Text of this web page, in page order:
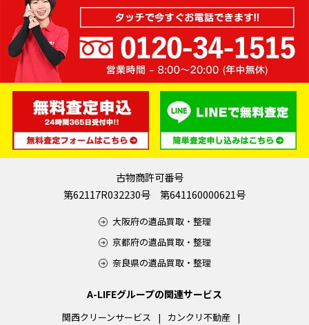
古物商許可番号
第62117R032230号 第641160000621号
大阪府の遺品買取・整理
京都府の遺品買取・整理
奈良県の遺品買取・整理
A-LIFEグループの関連サービス
関西クリーンサービス カンクリ不動産